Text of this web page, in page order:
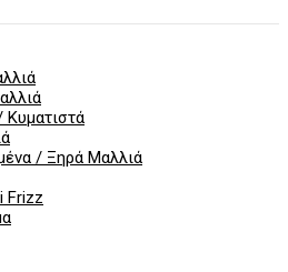
/ Ξηρά Μαλλιά
Frizz